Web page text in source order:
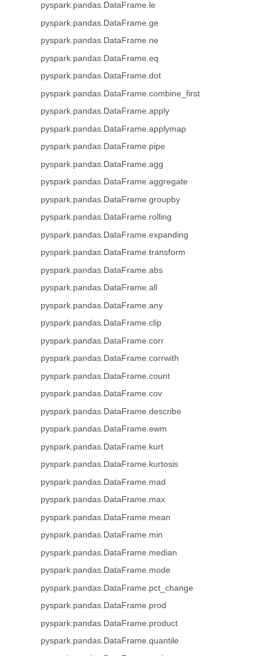
pyspark.pandas.DataFrame.le
pyspark.pandas.DataFrame.ge
pyspark.pandas.DataFrame.ne
pyspark.pandas.DataFrame.eq
pyspark.pandas.DataFrame.dot
pyspark.pandas.DataFrame.combine_first
pyspark.pandas.DataFrame.apply
pyspark.pandas.DataFrame.applymap
pyspark.pandas.DataFrame.pipe
pyspark.pandas.DataFrame.agg
pyspark.pandas.DataFrame.aggregate
pyspark.pandas.DataFrame.groupby
pyspark.pandas.DataFrame.rolling
pyspark.pandas.DataFrame.expanding
pyspark.pandas.DataFrame.transform
pyspark.pandas.DataFrame.abs
pyspark.pandas.DataFrame.all
pyspark.pandas.DataFrame.any
pyspark.pandas.DataFrame.clip
pyspark.pandas.DataFrame.corr
pyspark.pandas.DataFrame.corrwith
pyspark.pandas.DataFrame.count
pyspark.pandas.DataFrame.cov
pyspark.pandas.DataFrame.describe
pyspark.pandas.DataFrame.ewm
pyspark.pandas.DataFrame.kurt
pyspark.pandas.DataFrame.kurtosis
pyspark.pandas.DataFrame.mad
pyspark.pandas.DataFrame.max
pyspark.pandas.DataFrame.mean
pyspark.pandas.DataFrame.min
pyspark.pandas.DataFrame.median
pyspark.pandas.DataFrame.mode
pyspark.pandas.DataFrame.pct_change
pyspark.pandas.DataFrame.prod
pyspark.pandas.DataFrame.product
pyspark.pandas.DataFrame.quantile